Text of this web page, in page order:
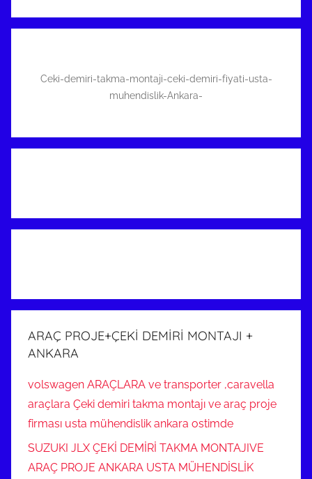
Ceki-demiri-takma-montaji-ceki-demiri-fiyati-usta-
muhendislik-Ankara-
ARAÇ PROJE+ÇEKİ DEMİRİ MONTAJI +
ANKARA
volswagen ARAÇLARA ve transporter ,caravella
araçlara Çeki demiri takma montajı ve araç proje
firması usta mühendislik ankara ostimde
SUZUKI JLX ÇEKİ DEMİRİ TAKMA MONTAJIVE
ARAÇ PROJE ANKARA USTA MÜHENDİSLİK